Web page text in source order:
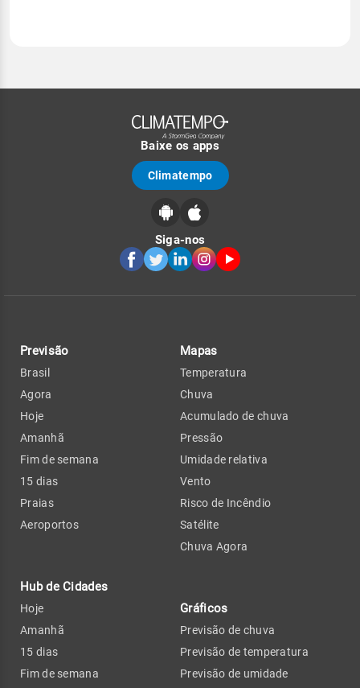
Baixe os apps
Climatempo
Siga-nos
Previsão
Brasil
Agora
Hoje
Amanhã
Fim de semana
15 dias
Praias
Aeroportos
Hub de Cidades
Hoje
Amanhã
15 dias
Fim de semana
Mapas
Temperatura
Chuva
Acumulado de chuva
Pressão
Umidade relativa
Vento
Risco de Incêndio
Satélite
Chuva Agora
Gráficos
Previsão de chuva
Previsão de temperatura
Previsão de umidade